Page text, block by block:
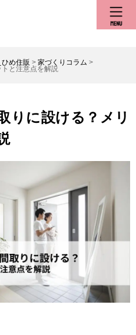
め住販 >家づくりコラム >
と注意点を解説
りに設ける？メリ